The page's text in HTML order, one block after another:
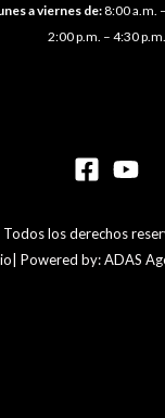
a viernes de:8:00 a.m.
2:00 p.m. – 4:30 p.m.
los derechos
Powered by: ADAS